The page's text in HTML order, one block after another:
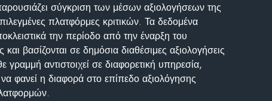
σύγκριση των μέσων αξιολογήσεων της
πλατφόρμες κριτικών. Τα δεδομένα
την περίοδο από την έναρξη του
βασίζονται σε δημόσια διαθέσιμες αξιολογήσεις
αντιστοιχεί σε διαφορετική υπηρεσία,
φανεί η διαφορά στο επίπεδο αξιολόγησης